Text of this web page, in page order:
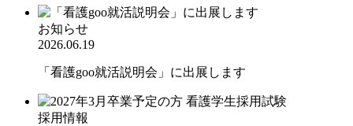
お知らせ
2026.06.19
「看護goo就活説明会」に出展します
採用情報